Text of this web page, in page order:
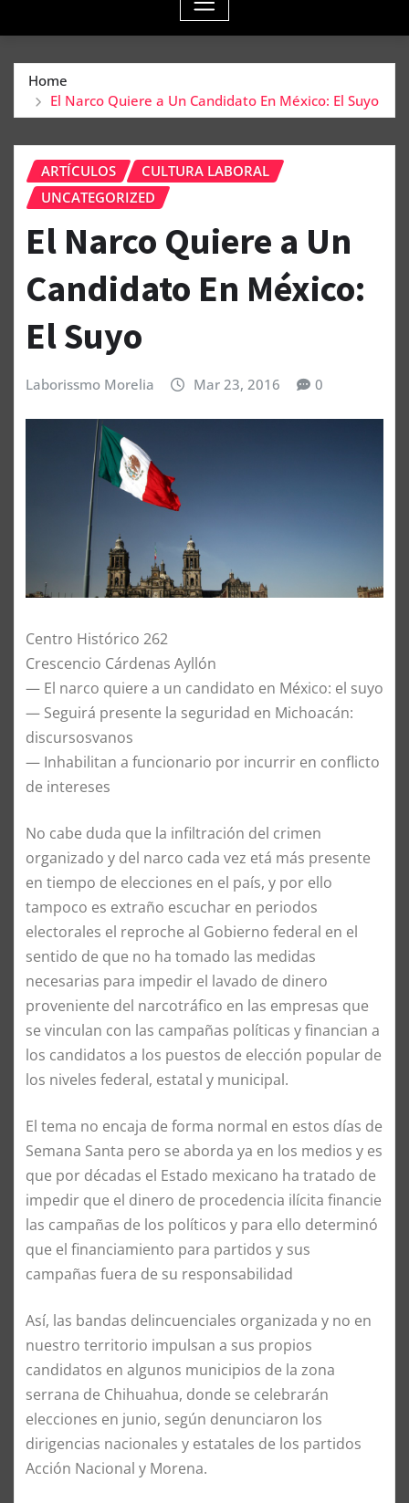
Home
El Narco Quiere a Un Candidato En México: El Suyo
ARTÍCULOS
CULTURA LABORAL
UNCATEGORIZED
El Narco Quiere a Un
Candidato En México:
El Suyo
Laborissmo Morelia Mar 23, 2016 0
Centro Histórico 262
Crescencio Cárdenas Ayllón
— El narco quiere a un candidato en México: el suyo
— Seguirá presente la seguridad en Michoacán:
discursosvanos
— Inhabilitan a funcionario por incurrir en conflicto
de intereses
No cabe duda que la infiltración del crimen
organizado y del narco cada vez etá más presente
en tiempo de elecciones en el país, y por ello
tampoco es extraño escuchar en periodos
electorales el reproche al Gobierno federal en el
sentido de que no ha tomado las medidas
necesarias para impedir el lavado de dinero
proveniente del narcotráfico en las empresas que
se vinculan con las campañas políticas y financian a
los candidatos a los puestos de elección popular de
los niveles federal, estatal y municipal.
El tema no encaja de forma normal en estos días de
Semana Santa pero se aborda ya en los medios y es
que por décadas el Estado mexicano ha tratado de
impedir que el dinero de procedencia ilícita financie
las campañas de los políticos y para ello determinó
que el financiamiento para partidos y sus
campañas fuera de su responsabilidad
Así, las bandas delincuenciales organizada y no en
nuestro territorio impulsan a sus propios
candidatos en algunos municipios de la zona
serrana de Chihuahua, donde se celebrarán
elecciones en junio, según denunciaron los
dirigencias nacionales y estatales de los partidos
Acción Nacional y Morena.